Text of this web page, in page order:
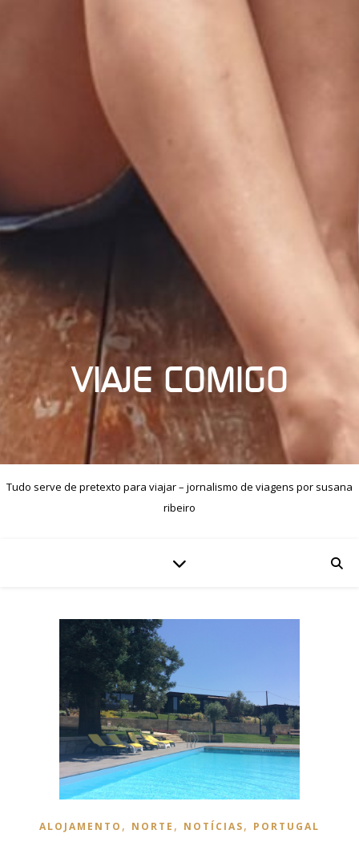
VIAJE COMIGO
Tudo serve de pretexto para viajar – jornalismo de viagens por susana
ribeiro
ALOJAMENTO , NORTE , NOTÍCIAS, PORTUGAL